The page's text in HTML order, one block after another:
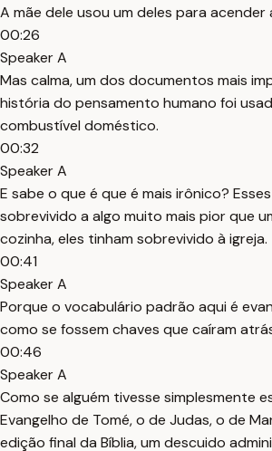
A mãe dele usou um deles para acender
00:26
Speaker A
Mas calma, um dos documentos mais
história do pensamento humano foi
combustível doméstico.
00:32
Speaker A
E sabe o que é que é mais irônico?
sobrevivido a algo muito mais pior que
cozinha, eles tinham sobrevivido à igreja.
00:41
Speaker A
Porque o vocabulário padrão aqui é
como se fossem chaves que caíram
00:46
Speaker A
Como se alguém tivesse simplesmente
Evangelho de Tomé, o de Judas, o de
edição final da Bíblia, um descuido